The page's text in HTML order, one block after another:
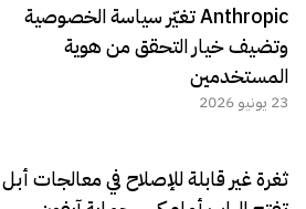
Anthropic تغيّر سياسة الخصوصية
وتضيف خيار التحقق من هوية
المستخدمين
23 يونيو 2026
ثغرة غير قابلة للإصلاح في معالجات أبل